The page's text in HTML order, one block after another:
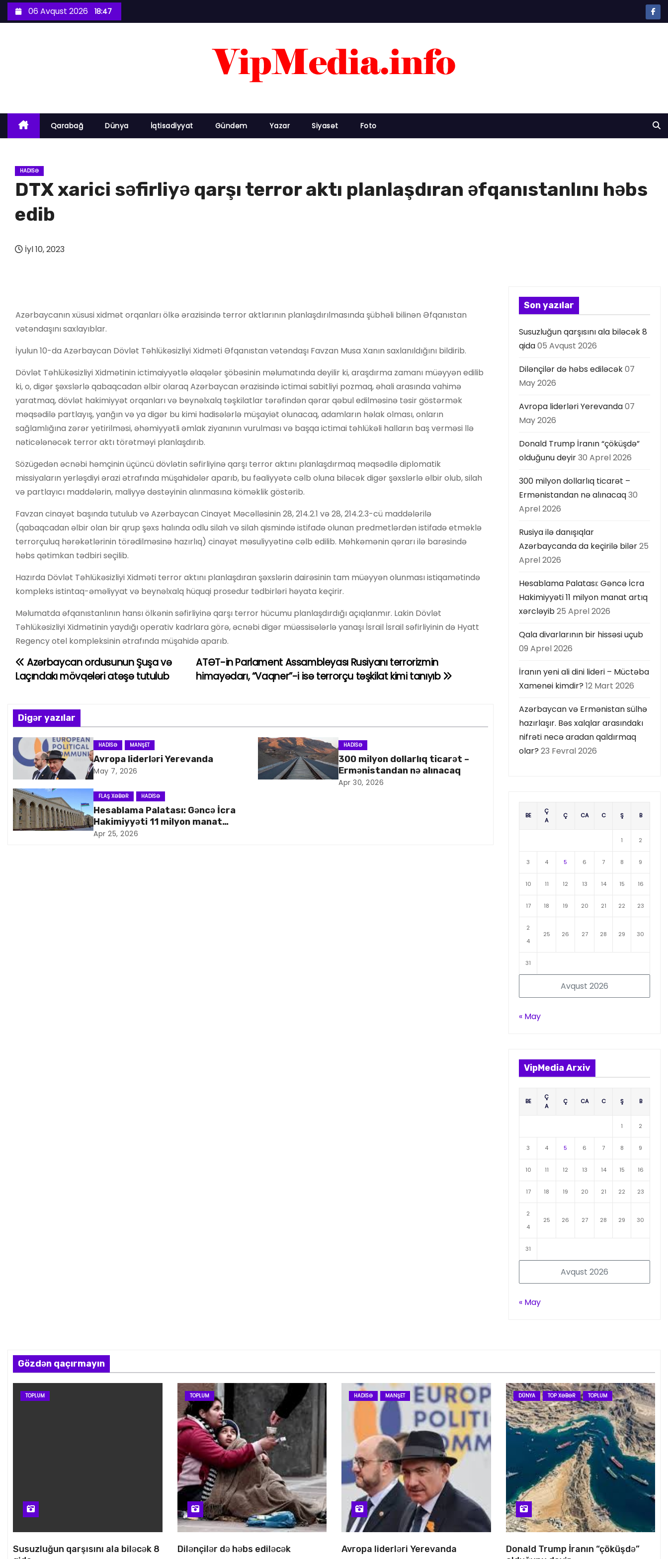
k
06 Avqust 2026 18:47
Qarabağ Dünya İqtisadiyyat Gündəm Yazar Siyasət Foto
HADISƏ
DTX xarici səfirliyə qarşı terror aktı planlaşdıran əfqanıstanlını həbs
edib
İyl 10, 2023
Azərbaycanın xüsusi xidmət orqanları ölkə ərazisində terror aktlarının planlaşdırılmasında şübhəli bilinən Əfqanıstan
vətəndaşını saxlayıblar.
İyulun 10-da Azərbaycan Dövlət Təhlükəsizliyi Xidməti Əfqanıstan vətəndaşı Favzan Musa Xanın saxlanıldığını bildirib.
Dövlət Təhlükəsizliyi Xidmətinin ictimaiyyətlə əlaqələr şöbəsinin məlumatında deyilir ki, araşdırma zamanı müəyyən edilib
ki, o, digər şəxslərlə qabaqcadan əlbir olaraq Azərbaycan ərazisində ictimai sabitliyi pozmaq, əhali arasında vahimə
yaratmaq, dövlət hakimiyyət orqanları və beynəlxalq təşkilatlar tərəfindən qərar qəbul edilməsinə təsir göstərmək
məqsədilə partlayış, yanğın və ya digər bu kimi hadisələrlə müşayiət olunacaq, adamların həlak olması, onların
sağlamlığına zərər yetirilməsi, əhəmiyyətli əmlak ziyanının vurulması və başqa ictimai təhlükəli halların baş verməsi llə
nəticələnəcək terror aktı törətməyi planlaşdırıb.
Sözügedən əcnəbi həmçinin üçüncü dövlətin səfirliyinə qarşı terror aktını planlaşdırmaq məqsədilə diplomatik
missiyaların yerləşdiyi ərazi ətrafında müşahidələr aparıb, bu fəaliyyətə cəlb oluna biləcək digər şəxslərlə əlbir olub, silah
və partlayıcı maddələrin, maliyyə dəstəyinin alınmasına köməklik göstərib.
Favzan cinayət başında tutulub və Azərbaycan Cinayət Məcəlləsinin 28, 214.2.1 və 28, 214.2.3-cü maddələrilə
(qabaqcadan əlbir olan bir qrup şəxs halında odlu silah və silah qismində istifadə olunan predmetlərdən istifadə etməklə
terrorçuluq hərəkətlərinin törədilməsinə hazırlıq) cinayət məsuliyyətinə cəlb edilib. Məhkəmənin qərarı ilə barəsində
həbs qətimkan tədbiri seçilib.
Hazırda Dövlət Təhlükəsizliyi Xidməti terror aktını planlaşdıran şəxslərin dairəsinin tam müəyyən olunması istiqamətində
kompleks istintaq-əməliyyat və beynəlxalq hüquqi prosedur tədbirləri həyata keçirir.
Məlumatda əfqanıstanlının hansı ölkənin səfirliyinə qarşı terror hücumu planlaşdırdığı açıqlanmır. Lakin Dövlət
Təhlükəsizliyi Xidmətinin yaydığı operativ kadrlara görə, əcnəbi digər müəssisələrlə yanaşı İsrail İsrail səfirliyinin də Hyatt
Regency otel kompleksinin ətrafında müşahidə aparıb.
Y
z
ı
n
a
v
i
q
ATƏT-in Parlament Assambleyası Rusiyanı terrorizmin
himayədarı, “Vaqner”-i isə terrorçu təşkilat kimi tanıyıb
Azərbaycan ordusunun Şuşa və
Laçındakı mövqeləri atəşə tutulub
Digər yazılar
HADISƏ MANŞET
Avropa liderləri Yerevanda
May 7, 2026
HADISƏ
300 milyon dollarlıq ticarət –
Ermənistandan nə alınacaq
Apr 30, 2026
FLAŞ XƏBƏR HADISƏ
Hesablama Palatası: Gəncə İcra
Hakimiyyəti 11 milyon manat
artıq xərcləyib
Apr 25, 2026
Son yazılar
Susuzluğun qarşısını ala biləcək 8
qida05 Avqust 2026
Dilənçilər də həbs ediləcək07
May 2026
Avropa liderləri Yerevanda07
May 2026
Donald Trump İranın “çöküşdə”
olduğunu deyir30 Aprel 2026
300 milyon dollarlıq ticarət –
Ermənistandan nə alınacaq30
Aprel 2026
Rusiya ilə danışıqlar
Azərbaycanda da keçirilə bilər25
Aprel 2026
Hesablama Palatası: Gəncə İcra
Hakimiyyəti 11 milyon manat artıq
xərcləyib25 Aprel 2026
Qala divarlarının bir hissəsi uçub
09 Aprel 2026
İranın yeni ali dini lideri – Müctəba
Xamenei kimdir? 12 Mart 2026
Azərbaycan və Ermənistan sülhə
hazırlaşır. Bəs xalqlar arasındakı
nifrəti necə aradan qaldırmaq
olar? 23 Fevral 2026
Avqust 2026
BE
Ç
A
Ç CA C Ş B
1 2
3 4 5 6 7 8 9
10 11 12 13 14 15 16
17 18 19 20 21 22 23
2
4
25 26 27 28 29 30
31
« May
VipMedia Arxiv
Avqust 2026
BE
Ç
A
Ç CA C Ş B
1 2
3 4 5 6 7 8 9
10 11 12 13 14 15 16
17 18 19 20 21 22 23
2
4
25 26 27 28 29 30
31
« May
Gözdən qaçırmayın
TOPLUM
Susuzluğun qarşısını ala biləcək 8
TOPLUM
Dilənçilər də həbs ediləcək
HADISƏ MANŞET
Avropa liderləri Yerevanda
DÜNYA TOP XƏBƏR TOPLUM
Donald Trump İranın “çöküşdə”